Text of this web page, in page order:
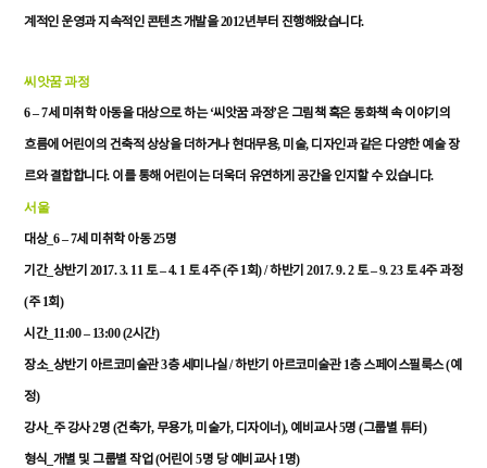
계적인 운영과지속적인 콘텐츠 개발을2012년부터 진행해왔습니다.
씨앗꿈과정
6 – 7세 미취학 아동을 대상으로하는‘씨앗꿈 과정’은 그림책 혹은 동화책 속 이야기의
흐름에 어린이의 건축적 상상을 더하거나 현대무용, 미술, 디자인과 같은 다양한 예술 장
르와 결합합니다. 이를 통해 어린이는 더욱더 유연하게 공간을 인지할 수 있습니다.
서울
대상_6 – 7세 미취학 아동25명
기간_ 상반기 2017. 3. 11 토– 4. 1 토4주(주1회) /하반기 2017. 9. 2 토– 9. 23 토4주 과정
(주1회)
시간_11:00 – 13:00 (2시간)
장소_ 상반기 아르코미술관3층 세미나실 /하반기 아르코미술관1층 스페이스필룩스(예
정)
강사_ 주 강사2명 (건축가, 무용가, 미술가, 디자이너 ), 예비교사5명 (그룹별 튜터 )
형식 개별 및 그룹별 작업 (어린이 5명 당 예비교사1 명)